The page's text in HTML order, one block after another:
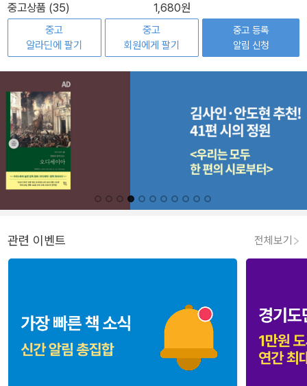
중고상품 (35) 1,680원
중고
알라딘에 팔기
중고
회원에게 팔기
중고 등록
알림 신청
관련 이벤트 전체보기